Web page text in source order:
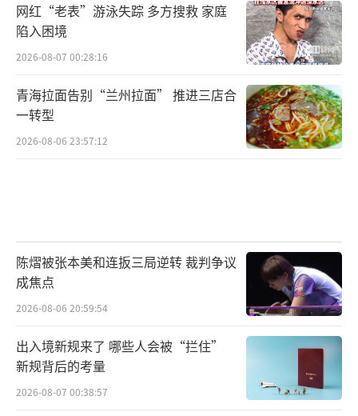
网红“老表”游泳失踪 多方搜救 家庭
陷入困境
2026-08-07 00:28:16
青海拉面告别“兰州拉面” 推进三店合
一转型
2026-08-06 23:57:12
陈熠被张本美和连扳三局逆转 裁判争议
成焦点
2026-08-06 20:59:54
出入境新规来了 哪些人会被“拦住”
新规背后的考量
2026-08-07 00:38:57